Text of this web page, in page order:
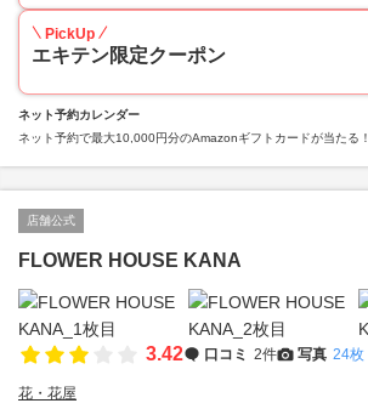
PickUp
エキテン限定クーポン
ネット予約カレンダー
ネット予約で最大10,000円分のAmazonギフトカードが当たる！
店舗公式
FLOWER HOUSE KANA
3.42 口コミ 2件 写真 24枚
花・花屋